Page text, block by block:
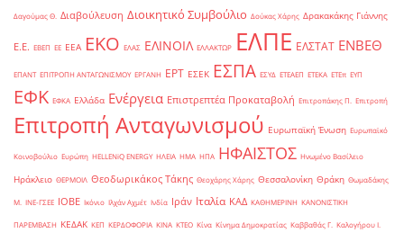
Δαγούμας Θ. Διαβούλευση Διοικητικό Συμβούλιο Δούκας Χάρης Δρακακάκης Γιάννης
Ε.Ε. ΕΒΕΠ ΕΕ ΕΕΑ ΕΚΟ ΕΛΑΣ ΕΛΙΝΟΙΛ ΕΛΛΑΚΤΩΡ ΕΛΠΕ ΕΛΣΤΑΤ ΕΝΒΕΘ
ΕΠΑΝΤ ΕΠΙΤΡΟΠΗ ΑΝΤΑΓΩΝΙΣΜΟΥ ΕΡΓΑΝΗ ΕΡΤ ΕΣΕΚ ΕΣΠΑ ΕΣΥΔ ΕΤΕΑΕΠ ΕΤΕΚΑ ΕΤΕπ ΕΥΠ
ΕΦΚ ΕΦΚΑ Ελλάδα Ενέργεια Επιστρεπτέα Προκαταβολή Επιτροπάκης Π. Επιτροπή
Επιτροπή Ανταγωνισμού Ευρωπαϊκή Ένωση Ευρωπαϊκό
Κοινοβούλιο Ευρώπη ΗELLENiQ ENERGY ΗΛΕΙΑ ΗΜΑ ΗΠΑ ΗΦΑΙΣΤΟΣ Ηνωμένο Βασίλειο
Ηράκλειο ΘΕΡΜΟΙΛ Θεοδωρικάκος Τάκης Θεοχάρης Χάρης Θεσσαλονίκη Θράκη Θωμαδάκης
Μ. ΙΝΕ-ΓΣΕΕ ΙΟΒΕ Ικόνιο Ιλχάν Αχμέτ Ινδία Ιράν Ιταλία ΚΑΔ ΚΑΘΗΜΕΡΙΝΗ ΚΑΝΟΝΙΣΤΙΚΗ
ΠΑΡΕΜΒΑΣΗ ΚΕΔΑΚ ΚΕΠ ΚΕΡΔΟΦΟΡΙΑ ΚΙΝΑ ΚΤΕΟ Κίνα Κίνημα Δημοκρατίας Καββαθάς Γ. Καλογήρου Ι.